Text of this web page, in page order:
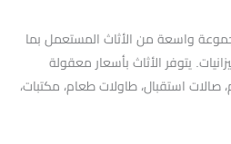
واسعة من الأثاث المستعمل بما
يتوفر الأثاث بأسعار معقولة
استقبال، طاولات طعام، مكتبات،